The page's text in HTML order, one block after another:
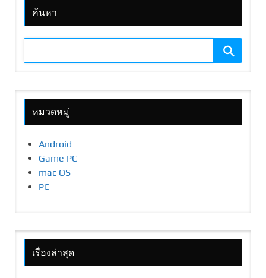
ค้นหา
หมวดหมู่
Android
Game PC
mac OS
PC
เรื่องล่าสุด